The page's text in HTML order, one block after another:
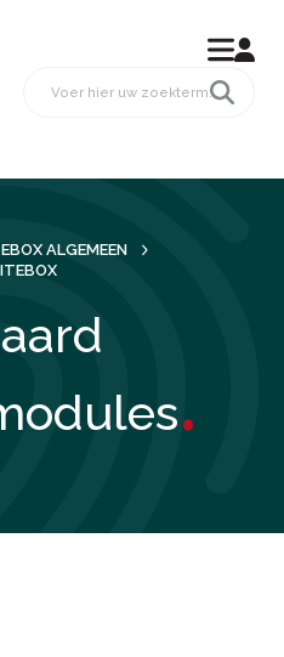
ALGEMEEN
.